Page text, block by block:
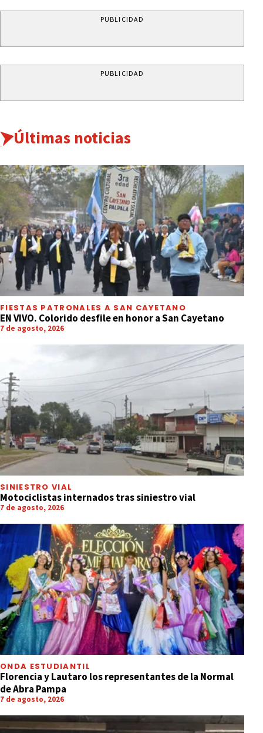
PUBLICIDAD
PUBLICIDAD
Últimas noticias
FIESTAS PATRONALES A SAN CAYETANO
EN VIVO. Colorido desfile en honor a San Cayetano
7 de agosto, 2026
SINIESTRO VIAL
Motociclistas internados tras siniestro vial
7 de agosto, 2026
ONDA ESTUDIANTIL
Florencia y Lautaro los representantes de la Normal
de Abra Pampa
7 de agosto, 2026